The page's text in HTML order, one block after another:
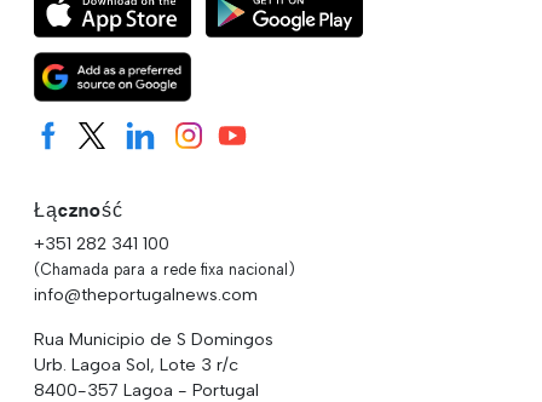
Łączność
+351 282 341 100
(Chamada para a rede fixa nacional)
info@theportugalnews.com
Rua Municipio de S Domingos
Urb. Lagoa Sol, Lote 3 r/c
8400-357 Lagoa - Portugal